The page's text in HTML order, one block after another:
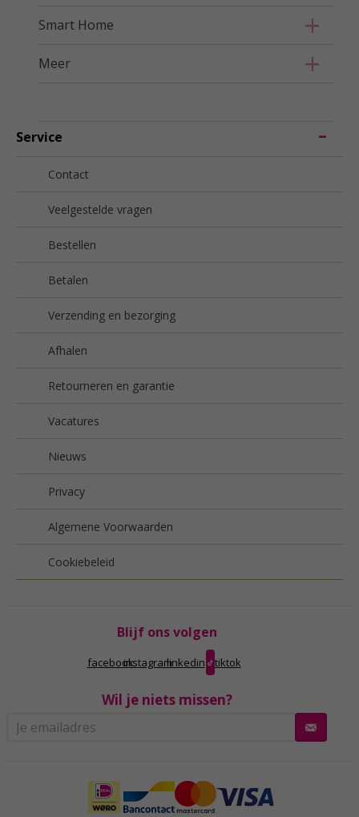
Smart Home
Meer
Service
Contact
Veelgestelde vragen
Bestellen
Betalen
Verzending en bezorging
Afhalen
Retourneren en garantie
Vacatures
Nieuws
Privacy
Algemene Voorwaarden
Cookiebeleid
Blijf ons volgen
facebookinstagramlinkedin tiktok
Wil je niets missen?